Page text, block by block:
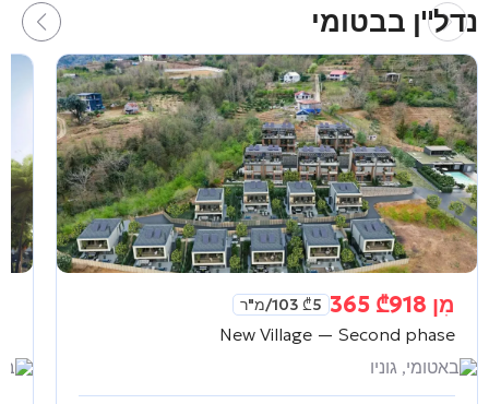
נדל"ן בבטומי
מִן ₾918 365
₾5 103 /מ"ר
New Village — Second phase
באטומי, גוניו